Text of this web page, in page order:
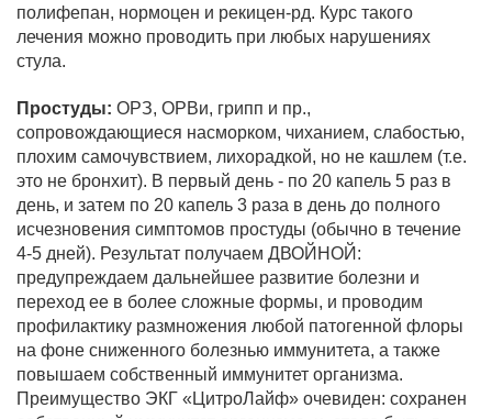
полифепан, нормоцен и рекицен-рд. Курс такого
лечения можно проводить при любых нарушениях
стула.
Простуды: ОРЗ, ОРВи, грипп и пр.,
сопровождающиеся насморком, чиханием, слабостью,
плохим самочувствием, лихорадкой, но не кашлем (т.е.
это не бронхит). В первый день - по 20 капель 5 раз в
день, и затем по 20 капель 3 раза в день до полного
исчезновения симптомов простуды (обычно в течение
4-5 дней). Результат получаем ДВОЙНОЙ:
предупреждаем дальнейшее развитие болезни и
переход ее в более сложные формы, и проводим
профилактику размножения любой патогенной флоры
на фоне сниженного болезнью иммунитета, а также
повышаем собственный иммунитет организма.
Преимущество ЭКГ «ЦитроЛайф» очевиден: сохранен